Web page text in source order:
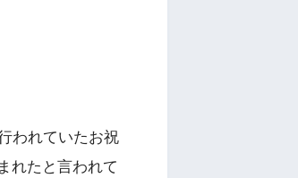
われていたお祝
れたと言われて